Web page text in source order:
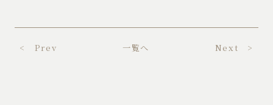
< Prev 一覧へ Next >